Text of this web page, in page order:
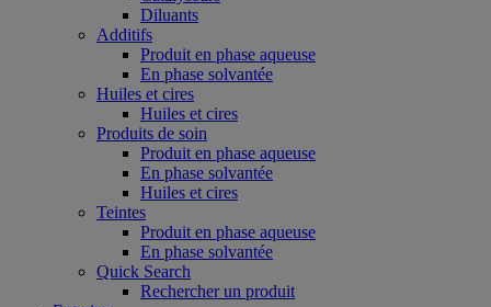
Diluants
Additifs
Produit en phase aqueuse
En phase solvantée
Huiles et cires
Huiles et cires
Produits de soin
Produit en phase aqueuse
En phase solvantée
Huiles et cires
Teintes
Produit en phase aqueuse
En phase solvantée
Quick Search
Rechercher un produit